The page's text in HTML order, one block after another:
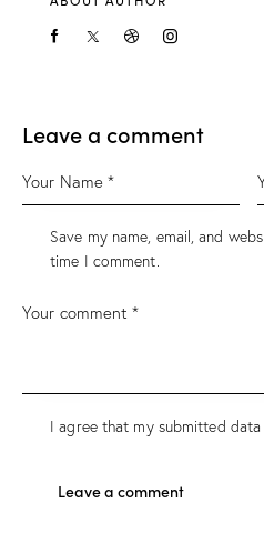
Leave a comment
Save my name, email, and
time I comment.
I agree that my submitted